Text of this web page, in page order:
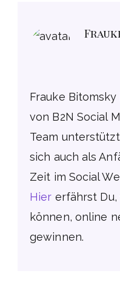
Frauke
von B2N Social
Team
sich auch als
Zeit im Social
Hier erfährst
können, online
gewinnen.